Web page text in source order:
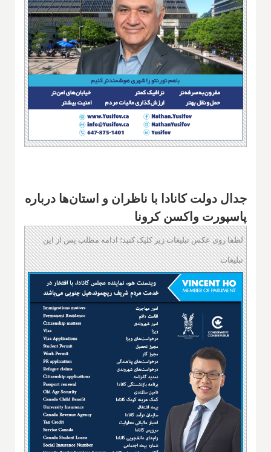
جدال دولت کانادا با ناظران و استان‌ها درباره
پاسپورت واکسن کرونا
لطفا روی عکس تبلیغات زیر کلیک کنید؛ ادامه مطلب پس از این
تبلیغات